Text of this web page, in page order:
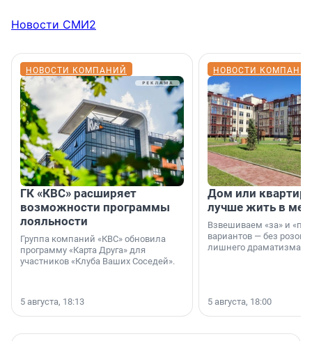
Новости СМИ2
НОВОСТИ КОМПАНИЙ
ГК «КВС» расширяет
возможности программы
лояльности
Группа компаний «КВС» обновила
программу «Карта Друга» для
участников «Клуба Ваших Соседей».
5 августа, 18:13
НОВОСТИ
Дом или
лучше жить в
Взвешиваем «за» и
вариантов — без
лишнего драматизма.
5 августа, 18:00